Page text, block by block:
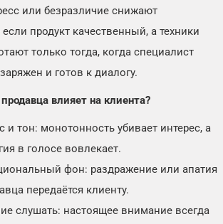
или безразличие снижают
продукт качественный, а техники
только тогда, когда специалист
и готов к диалогу.
влияет на клиента?
и тон: монотонность убивает интерес, а
в голосе вовлекает.
фон: раздражение или апатия
передаётся клиенту.
слушать: настоящее внимание всегда